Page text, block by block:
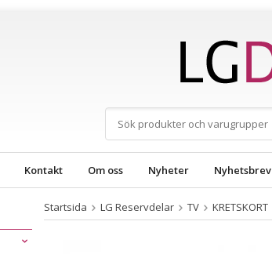
Kontakt Om oss Nyheter Nyhetsbrev
Startsida LG Reservdelar TV KRETSKORT